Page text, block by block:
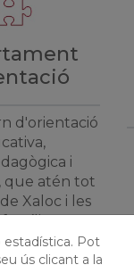
d'orientació
i
que atén tot
Xaloc i les
estadística. Pot
ús clicant a la